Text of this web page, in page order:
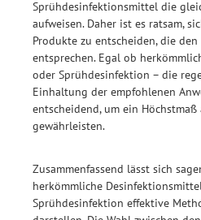
Sprühdesinfektionsmittel die
aufweisen. Daher ist es ratsam,
Produkte zu entscheiden, die
entsprechen. Egal ob
oder Sprühdesinfektion – die
Einhaltung der empfohlenen
entscheidend, um ein Höchstmaß
gewährleisten.
Zusammenfassend lässt sich
herkömmliche
Sprühdesinfektion effektive